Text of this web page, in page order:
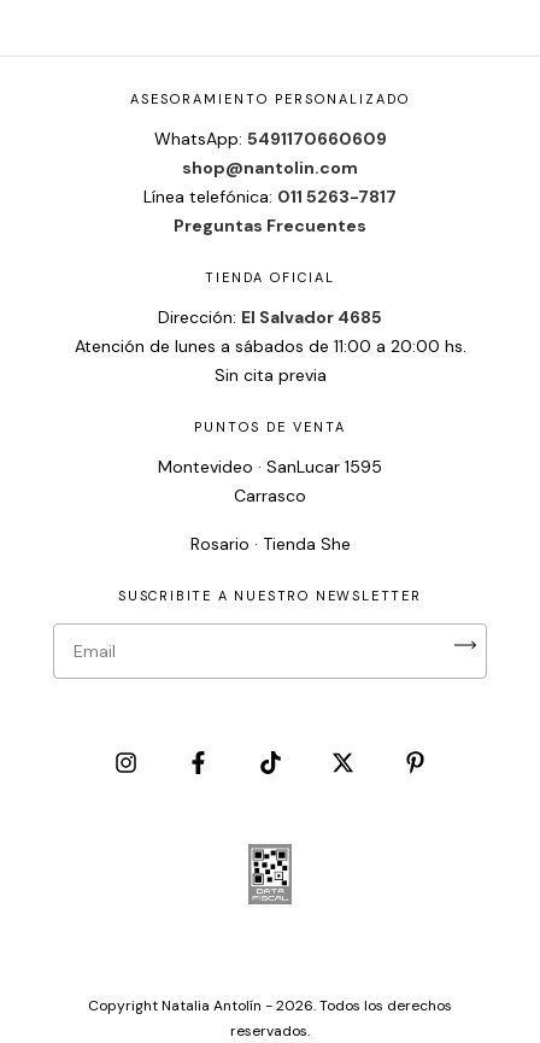
ASESORAMIENTO PERSONALIZADO
WhatsApp: 5491170660609
shop@nantolin.com
Línea telefónica: 011 5263-7817
Preguntas Frecuentes
TIENDA OFICIAL
Dirección: El Salvador 4685
Atención de lunes a sábados de 11:00 a 20:00 hs.
Sin cita previa
PUNTOS DE VENTA
Montevideo · SanLucar 1595
Carrasco
Rosario · Tienda She
SUSCRIBITE A NUESTRO NEWSLETTER
Copyright Natalia Antolín - 2026. Todos los derechos
reservados.